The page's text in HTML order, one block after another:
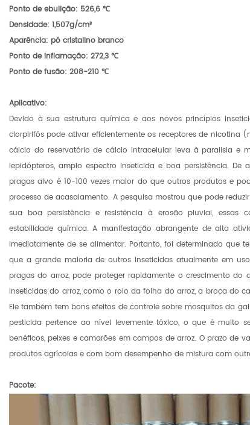
Ponto de ebulição: 526,6 ℃
Densidade: 1,507g/cm³
Aparência: pó cristalino branco
Ponto de inflamação: 272,3 ℃
Ponto de fusão: 208-210 ℃
Aplicativo:
Devido à sua estrutura química e aos novos princípios
clorpirifós pode ativar eficientemente os receptores de nicotina
cálcio do reservatório de cálcio intracelular leva à paralisia e
lepidópteros, amplo espectro inseticida e boa persistência.
pragas alvo é 10-100 vezes maior do que outros produtos e
processo de acasalamento. A pesquisa mostrou que pode
sua boa persistência e resistência à erosão pluvial, essas
estabilidade química. A manifestação abrangente de alta
imediatamente de se alimentar. Portanto, foi determinado que
que a grande maioria de outros inseticidas atualmente em
pragas do arroz, pode proteger rapidamente o crescimento
inseticidas do arroz, como o rolo da folha do arroz, a broca do
Ele também tem bons efeitos de controle sobre mosquitos da
pesticida pertence ao nível levemente tóxico, o que é muito
benéficos, peixes e camarões em campos de arroz. O prazo de
produtos agrícolas e com bom desempenho de mistura com
Pacote: